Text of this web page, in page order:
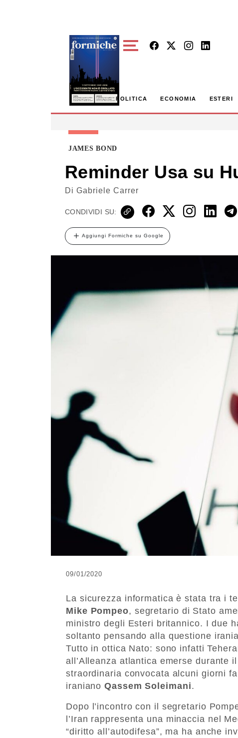
POLITICA ECONOMIA ESTERI
JAMES BOND
Reminder Usa su
Di Gabriele Carrer
CONDIVIDI SU:
Aggiungi Formiche su Google
09/01/2020
La sicurezza informatica è stata tra i
Mike Pompeo, segretario di Stato
ministro degli Esteri britannico. I due
soltanto pensando alla questione
Tutto in ottica Nato: sono infatti
all’Alleanza atlantica emerse durante
straordinaria convocata alcuni giorni
iranianoQassem Soleimani.
Dopo l’incontro con il segretario
l’Iran rappresenta una minaccia nel
“diritto all’autodifesa”, ma ha anche